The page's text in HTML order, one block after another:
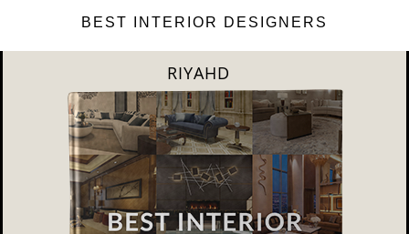
BEST INTERIOR DESIGNERS
SHANGAI